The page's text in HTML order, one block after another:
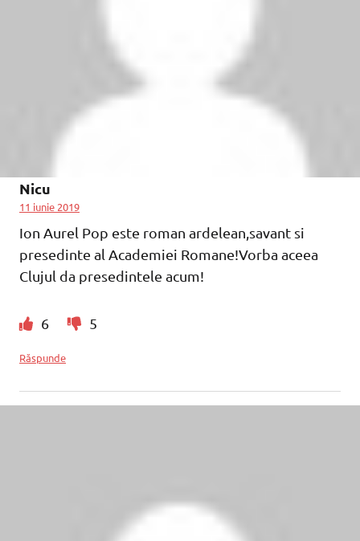
Nicu
11 iunie 2019
Ion Aurel Pop este roman ardelean,savant si
presedinte al Academiei Romane!Vorba aceea
Clujul da presedintele acum!
6 5
Răspunde